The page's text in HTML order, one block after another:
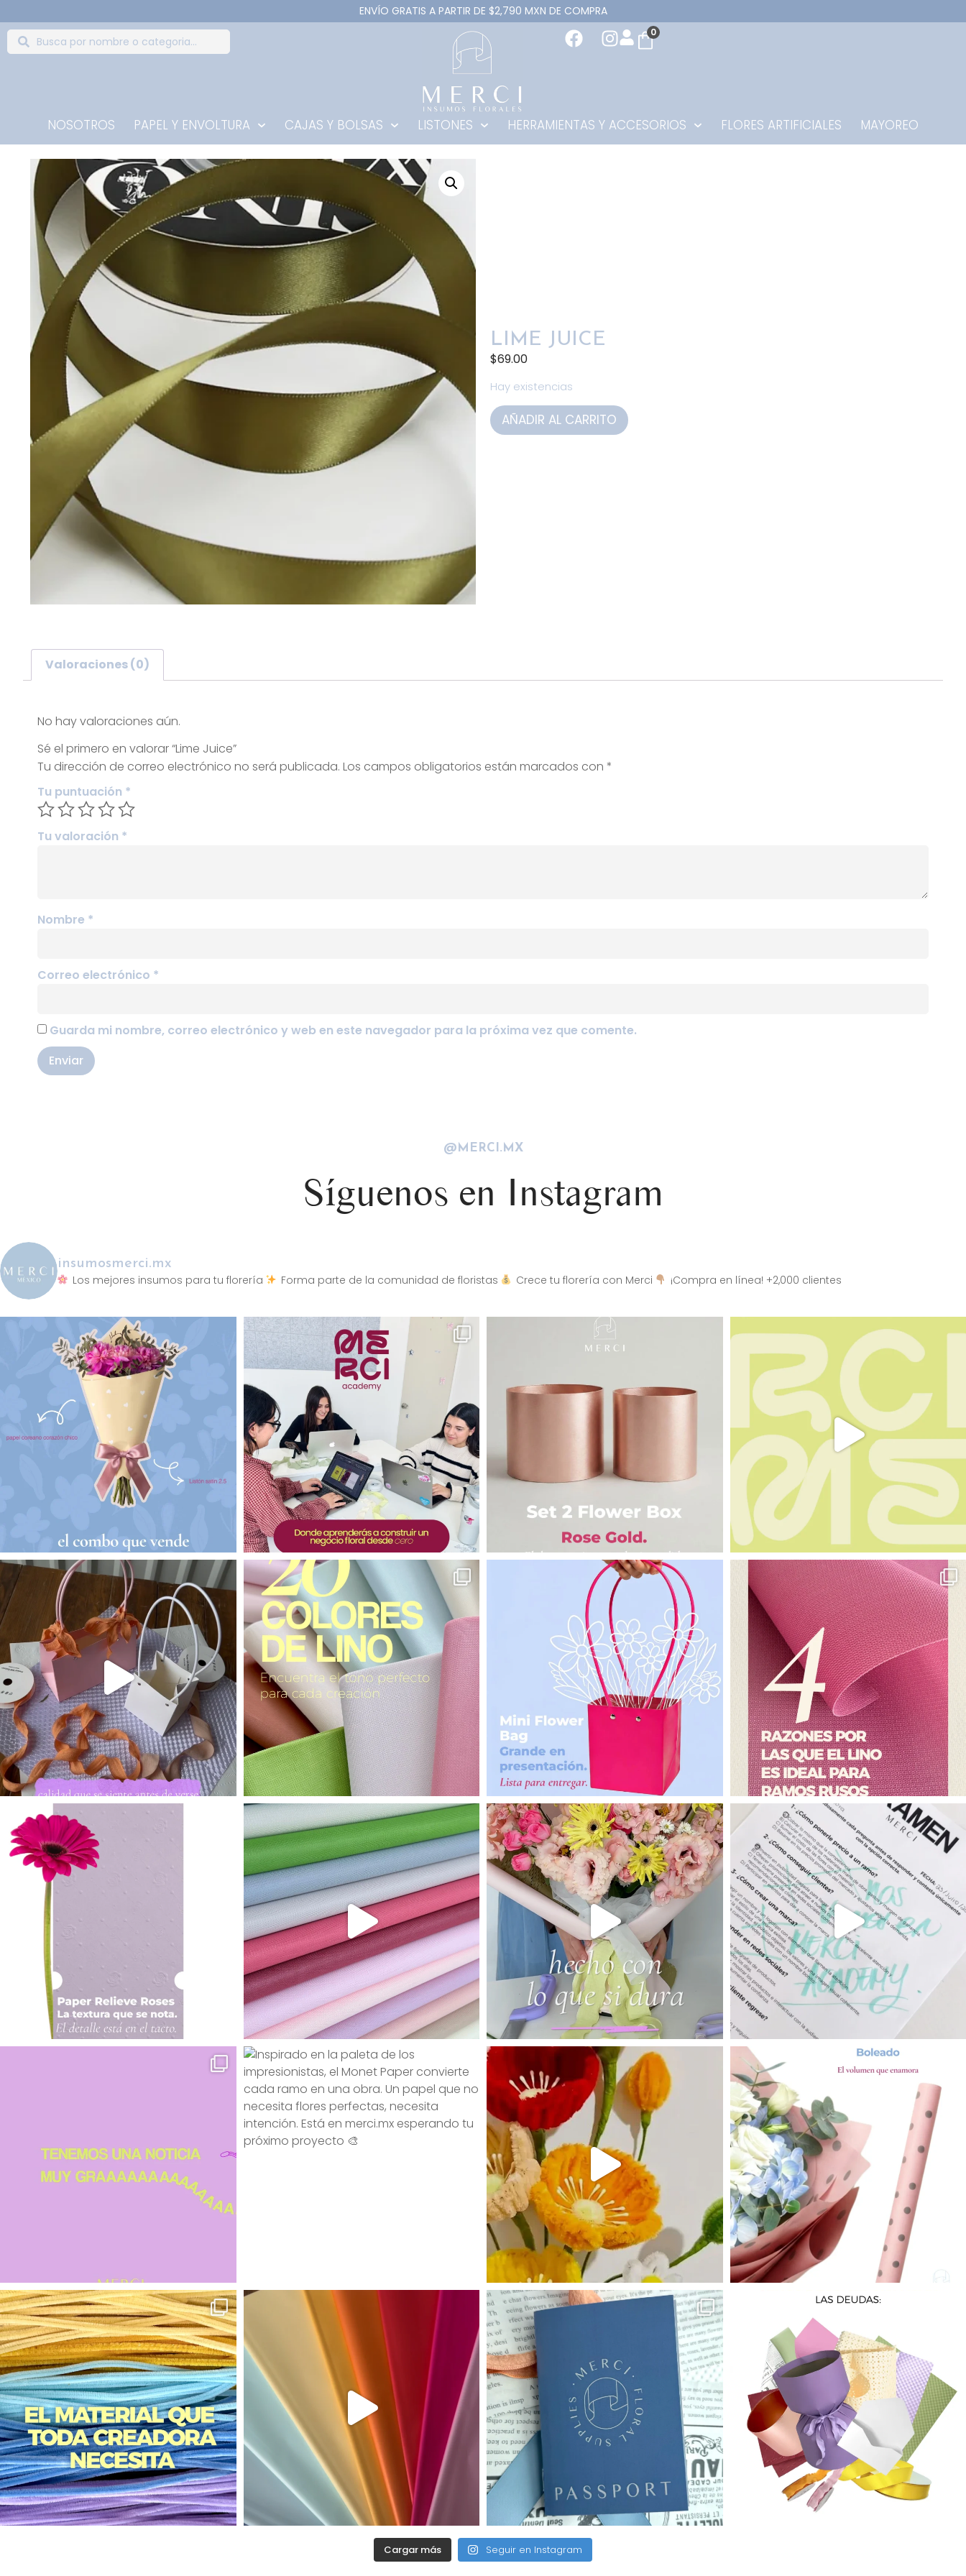
ENVÍO GRATIS A PARTIR DE $2,790 MXN DE COMPRA
0
NOSOTROS PAPEL Y ENVOLTURA CAJAS Y BOLSAS LISTONES HERRAMIENTAS Y ACCESORIOS FLORES ARTIFICIALES MAYOREO
LIME JUICE
$69.00
Hay existencias
AÑADIR AL CARRITO
Valoraciones (0)
No hay valoraciones aún.
Sé el primero en valorar “Lime Juice”
Tu dirección de correo electrónico no será publicada. Los campos obligatorios están marcados con *
Tu puntuación *
Tu valoración *
Nombre *
Correo electrónico *
Guarda mi nombre, correo electrónico y web en este navegador para la próxima vez que comente.
@MERCI.MX
Síguenos en Instagram
insumosmerci.mx
Los mejores insumos para tu florería
Forma parte de la comunidad de floristas Crece tu florería con Merci ¡Compra en línea! +2,000 clientes
Cargar más Seguir en Instagram